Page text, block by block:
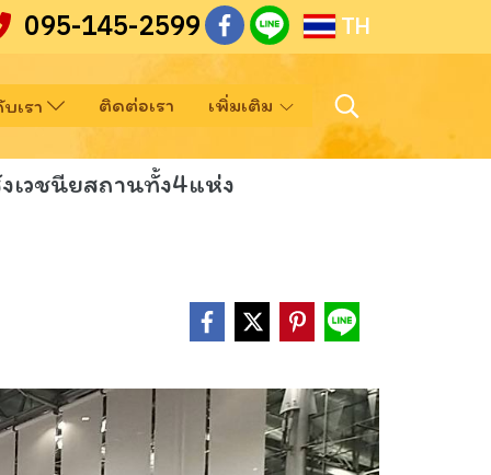
095-145-2599 TH
เรา ติดต่อเรา เพิ่มเติม
เวชนียสถานทั้ง4แห่ง